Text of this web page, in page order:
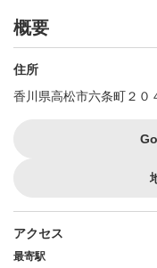
概要
住所
香川県高松市六条町２０
アクセス
最寄駅